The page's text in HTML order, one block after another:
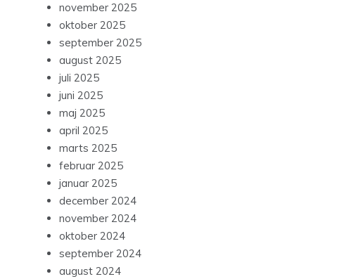
november 2025
oktober 2025
september 2025
august 2025
juli 2025
juni 2025
maj 2025
april 2025
marts 2025
februar 2025
januar 2025
december 2024
november 2024
oktober 2024
september 2024
august 2024